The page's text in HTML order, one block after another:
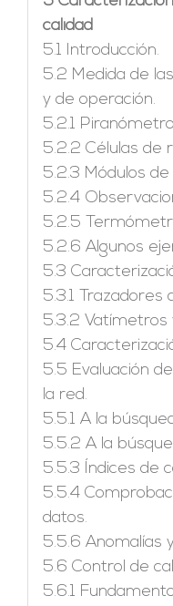
calidad
5.1 Introducción.
5.2 Medida de
y de operación.
5.2.1
5.2.2 Células de
5.2.3 Módulos
5.2.4
5.2.5
5.2.6 Algunos
5.3
5.3.1 Trazadores
5.3.2 Vatímetros
5.4
5.5 Evaluación
la red.
5.5.1 A la
5.5.2 A la
5.5.3 Índices de
5.5.4
datos.
5.5.6 Anomalías
5.6 Control de
5.6.1